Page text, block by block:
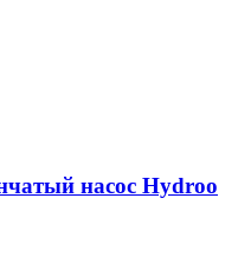
насос Hydroo